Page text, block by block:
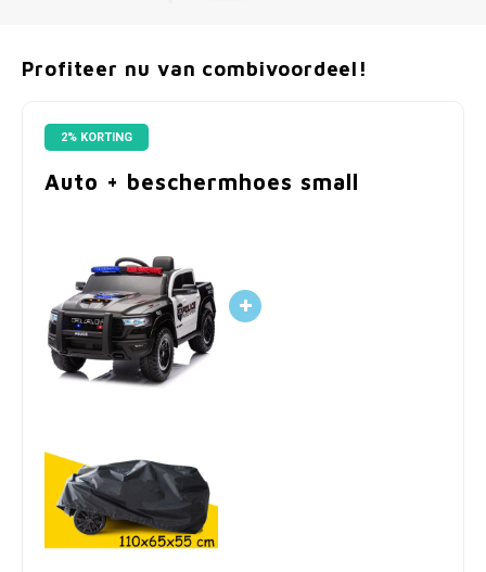
Profiteer nu van combivoordeel!
2% KORTING
Auto + beschermhoes small